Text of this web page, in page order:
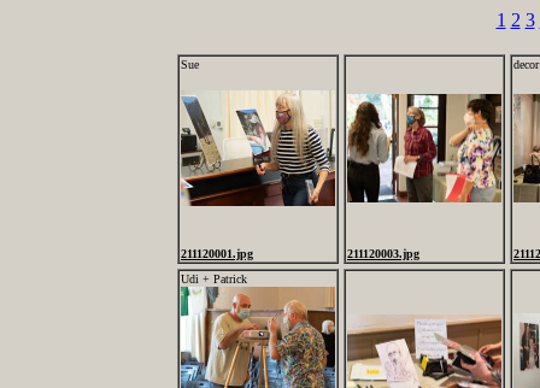
1 2 3
Sue
211120001.jpg 211120003.jpg
decor
Udi + Patrick